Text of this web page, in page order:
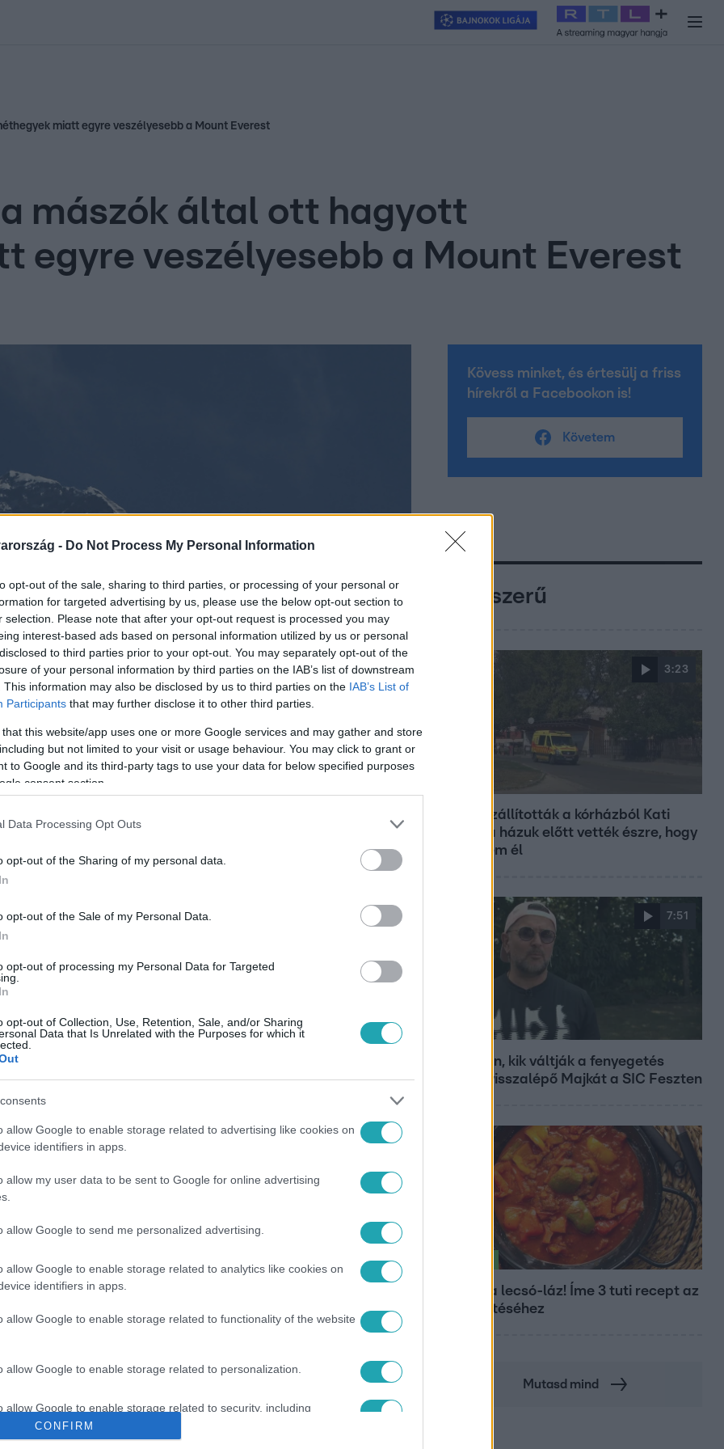
- Do Not Process My Personal Information
opt-out of the sale, sharing to third parties, or processing of your personal or
for targeted advertising by us, please use the below opt-out section to
selection. Please note that after your opt-out request is processed you may
interest-based ads based on personal information utilized by us or personal
to third parties prior to your opt-out. You may separately opt-out of the
of your personal information by third parties on the IAB’s list of downstream
This information may also be disclosed by us to third parties on the IAB’s List of
Participants that may further disclose it to other third parties.
that this website/app uses one or more Google services and may gather and store
but not limited to your visit or usage behaviour. You may click to grant or
to Google and its third-party tags to use your data for below specified purposes
consent section.
Data Processing Opt Outs
opt-out of the Sharing of my personal data.
opt-out of the Sale of my Personal Data.
opt-out of processing my Personal Data for Targeted
opt-out of Collection, Use, Retention, Sale, and/or Sharing
Data that Is Unrelated with the Purposes for which it
allow Google to enable storage related to advertising like cookies on
identifiers in apps.
allow my user data to be sent to Google for online advertising
allow Google to send me personalized advertising.
allow Google to enable storage related to analytics like cookies on
identifiers in apps.
allow Google to enable storage related to functionality of the website
allow Google to enable storage related to personalization.
allow Google to enable storage related to security, including
functionality and fraud prevention, and other user protection.
CONFIRM
Exek csatája 2026 Celeb vagyok, ments ki innen
miatt egyre veszélyesebb a Mount Everest
mászók által ott hagyott
egyre veszélyesebb a Mount Everest
amiért idén 479 engedélyt adott ki
rendkívül jól jön nekik, csakhogy
nagy környezeti nyomást
ma már inkább a gazdagok
néha komoly tömeget generálva a
hogy a 4-es tábor apokaliptikus
már ott maguk után a mászók.
legyen a Google-találatokban!
# KÖRNYEZET # NEPÁL #SERPA
Kövess minket, és értesülj a friss
hírekről a Facebookon is!
Követem
Népszerű
3:23
Hazaszállították a kórházból Kati
nénit, a házuk előtt vették észre, hogy
már nem él
7:51
Megvan, kik váltják a fenyegetés
miatt visszalépő Majkát a SIC Feszten
Kitört a lecsó-láz! Íme 3 tuti recept az
elkészítéséhez
Mutasd mind